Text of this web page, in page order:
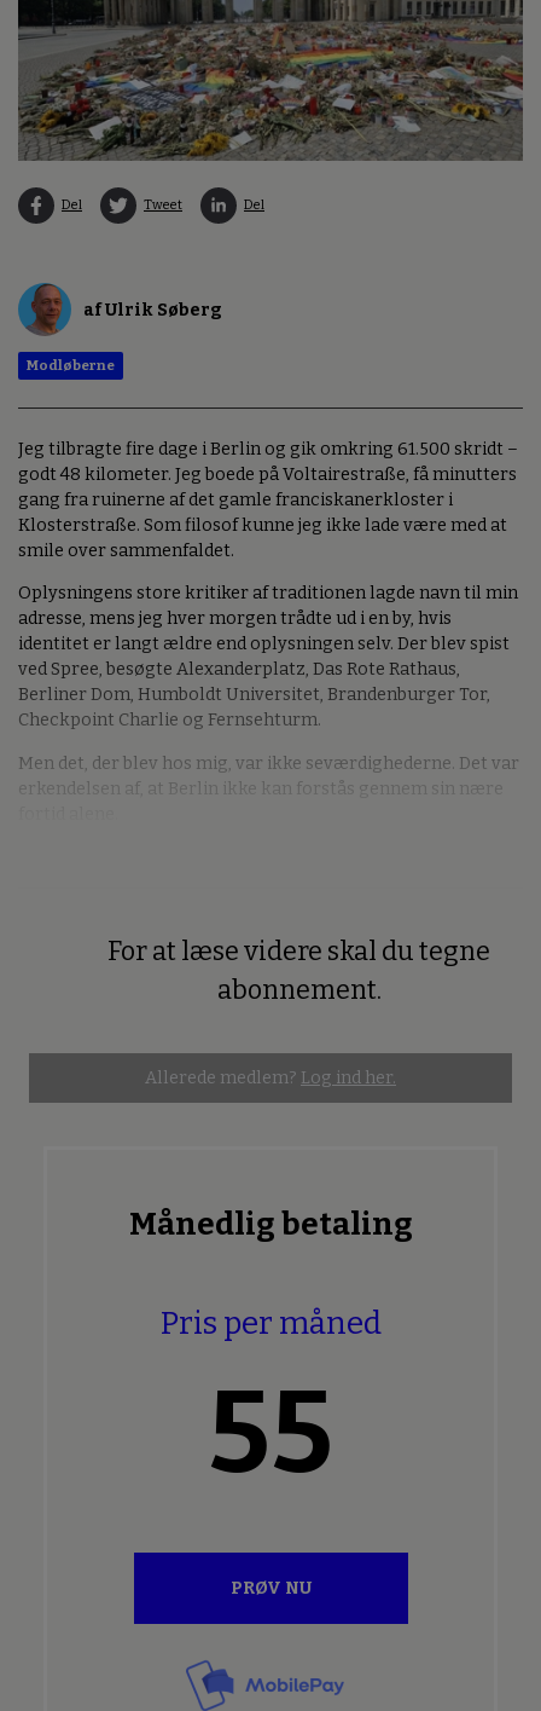
Del Tweet Del
af Ulrik Søberg
Modløberne
Jeg tilbragte fire dage i Berlin og gik omkring 61.500 skridt –
godt 48 kilometer. Jeg boede på Voltairestraße, få minutters
gang fra ruinerne af det gamle franciskanerkloster i
Klosterstraße. Som filosof kunne jeg ikke lade være med at
smile over sammenfaldet.
Oplysningens store kritiker af traditionen lagde navn til min
adresse, mens jeg hver morgen trådte ud i en by, hvis
identitet er langt ældre end oplysningen selv. Der blev spist
ved Spree, besøgte Alexanderplatz, Das Rote Rathaus,
Berliner Dom, Humboldt Universitet, Brandenburger Tor,
Checkpoint Charlie og Fernsehturm.
Men det, der blev hos mig, var ikke seværdighederne. Det var
erkendelsen af, at Berlin ikke kan forstås gennem sin nære
For at læse videre skal du tegne
abonnement.
Allerede medlem? Log ind her.
Månedlig betaling
Pris per måned
55
PRØV NU